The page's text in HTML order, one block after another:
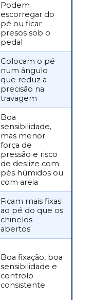
Podem
escorregar do
pé ou ficar
presos sob o
pedal
Colocam o pé
num ângulo
que reduz a
precisão na
travagem
Boa
sensibilidade,
mas menor
força de
pressão e risco
de deslize com
pés húmidos ou
com areia
Ficam mais fixas
ao pé do que os
chinelos
abertos
Boa fixação, boa
sensibilidade e
controlo
consistente